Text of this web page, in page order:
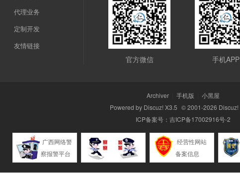
代理业务
定制开发
友情链接
官方微信 手机APP
Archiver 手机版
小黑屋
Powered by Discuz! X3.5 © 2001-2026 Discuz!
ICP备案号： 吉ICP备17002916号-2
广西网络警
察报警平台
经营性网站
备案信息